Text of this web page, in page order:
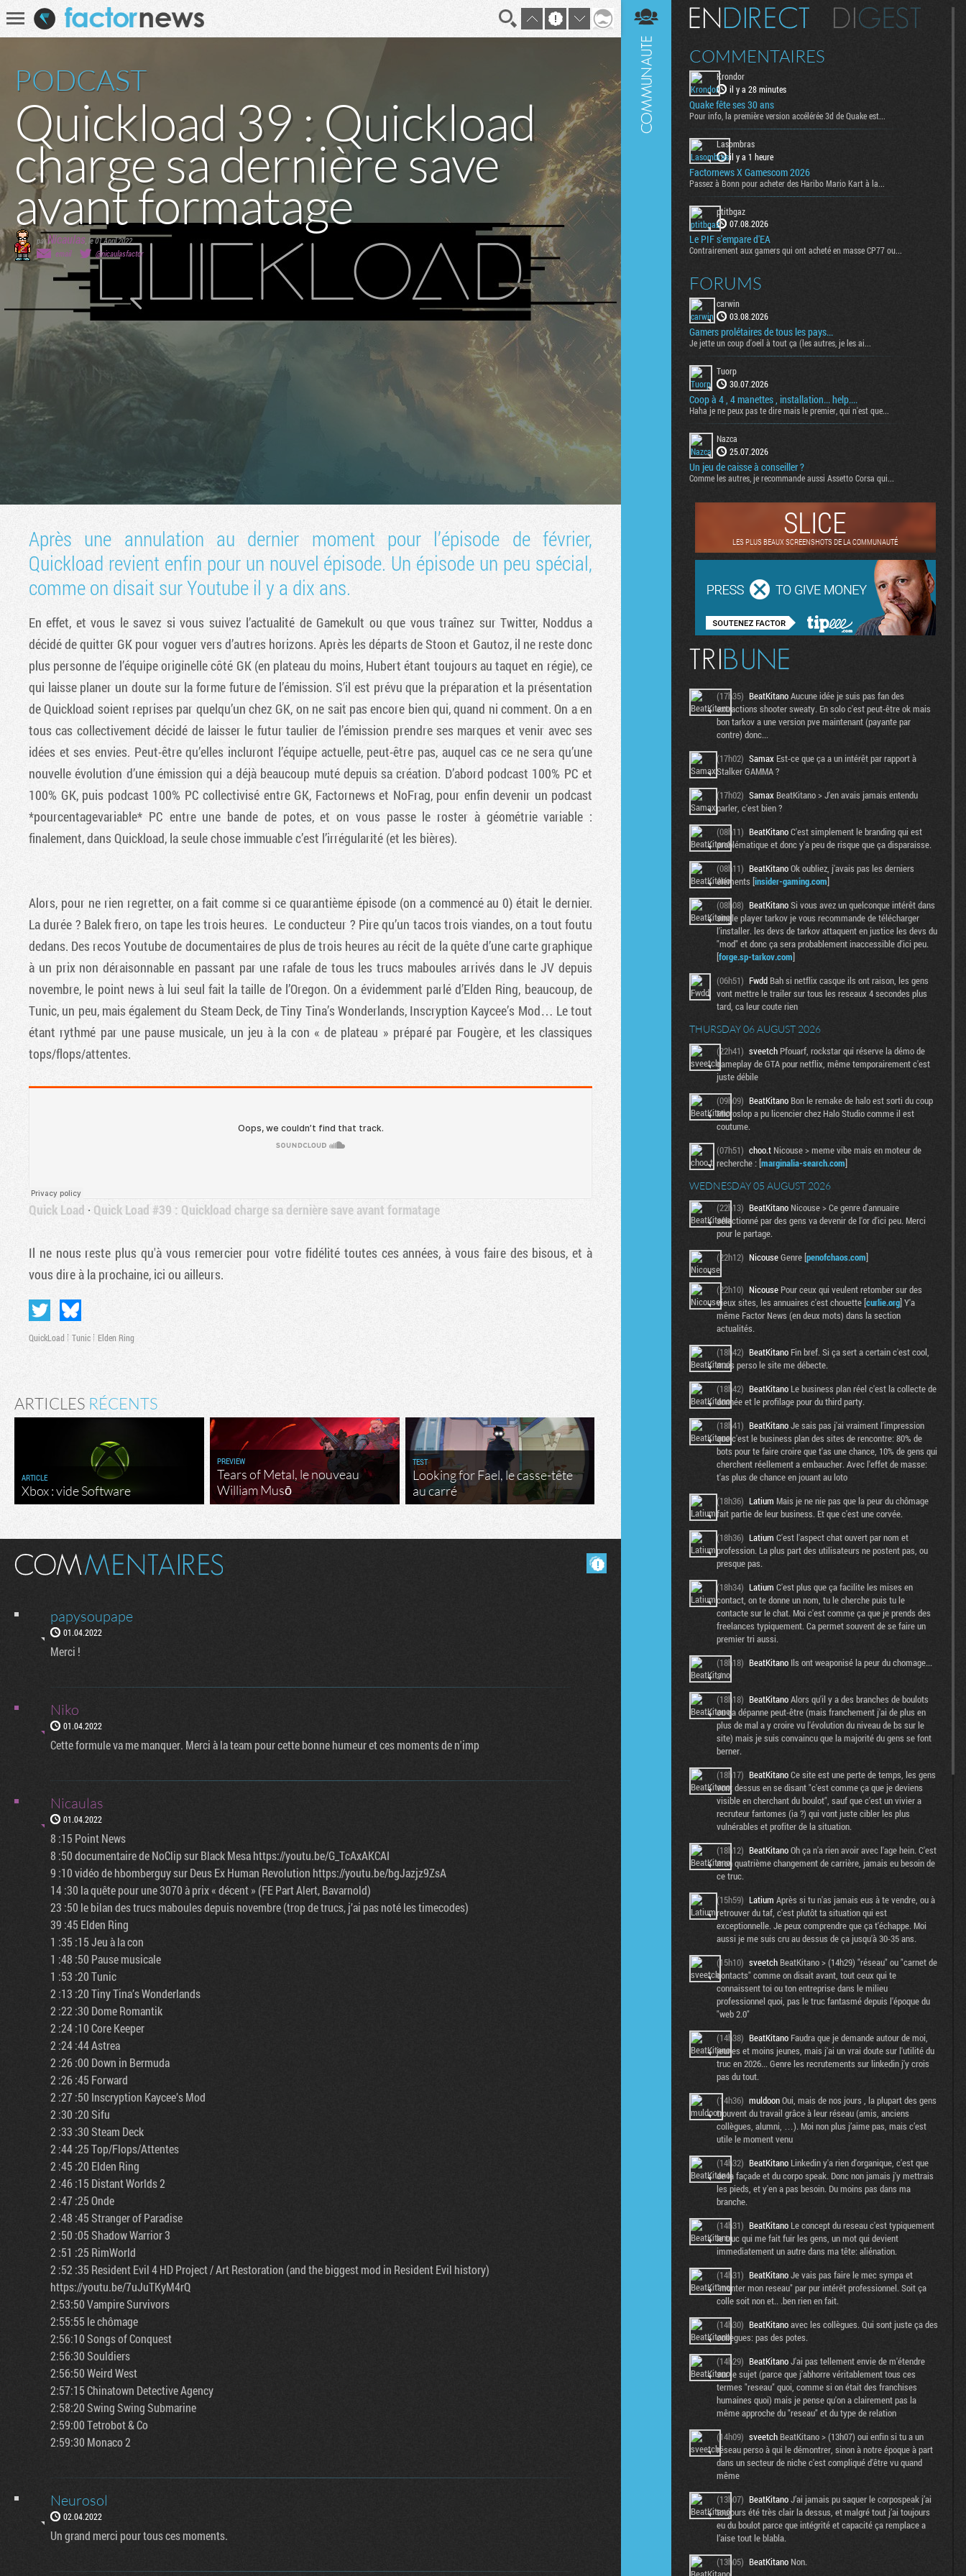
Recherche
PODCAST
Quickload 39 : Quickload
charge sa dernière save
avant formatage
parNicaulas, le 01 April 2022
email
@nicaulasfactor
Après une annulation au dernier moment pour l’épisode de février,
Quickload revient enfin pour un nouvel épisode. Un épisode un peu spécial,
comme on disait sur Youtube il y a dix ans.
En effet, et vous le savez si vous suivez l’actualité de Gamekult ou que vous traînez sur Twitter, Noddus a
décidé de quitter GK pour voguer vers d’autres horizons. Après les départs de Stoon et Gautoz, il ne reste donc
plus personne de l’équipe originelle côté GK (en plateau du moins, Hubert étant toujours au taquet en régie), ce
qui laisse planer un doute sur la forme future de l’émission. S’il est prévu que la préparation et la présentation
de Quickload soient reprises par quelqu’un chez GK, on ne sait pas encore bien qui, quand ni comment. On a en
tous cas collectivement décidé de laisser le futur taulier de l’émission prendre ses marques et venir avec ses
idées et ses envies. Peut-être qu’elles incluront l’équipe actuelle, peut-être pas, auquel cas ce ne sera qu’une
nouvelle évolution d’une émission qui a déjà beaucoup muté depuis sa création. D’abord podcast 100% PC et
100% GK, puis podcast 100% PC collectivisé entre GK, Factornews et NoFrag, pour enfin devenir un podcast
*pourcentagevariable* PC entre une bande de potes, et on vous passe le roster à géométrie variable :
finalement, dans Quickload, la seule chose immuable c’est l’irrégularité (et les bières).
Alors, pour ne rien regretter, on a fait comme si ce quarantième épisode (on a commencé au 0) était le dernier.
La durée ? Balek frero, on tape les trois heures. Le conducteur ? Pire qu’un tacos trois viandes, on a tout foutu
dedans. Des recos Youtube de documentaires de plus de trois heures au récit de la quête d’une carte graphique
à un prix non déraisonnable en passant par une rafale de tous les trucs maboules arrivés dans le JV depuis
novembre, le point news à lui seul fait la taille de l’Oregon. On a évidemment parlé d’Elden Ring, beaucoup, de
Tunic, un peu, mais également du Steam Deck, de Tiny Tina’s Wonderlands, Inscryption Kaycee’s Mod… Le tout
étant rythmé par une pause musicale, un jeu à la con « de plateau » préparé par Fougère, et les classiques
tops/flops/attentes.
Quick Load · Quick Load #39 : Quickload charge sa dernière save avant formatage
Il ne nous reste plus qu'à vous remercier pour votre fidélité toutes ces années, à vous faire des bisous, et à
vous dire à la prochaine, ici ou ailleurs.
QuickLoad Tunic Elden Ring
ARTICLES RÉCENTS
ARTICLE
Xbox : vide Software
PREVIEW
Tears of Metal, le nouveau
William Musō
TEST
Looking for Fael, le casse-tête
au carré
papysoupape
01.04.2022
Merci !
Niko
01.04.2022
Cette formule va me manquer. Merci à la team pour cette bonne humeur et ces moments de n'imp
Nicaulas
01.04.2022
8 :15 Point News
8 :50 documentaire de NoClip sur Black Mesa https://youtu.be/G_TcAxAKCAI
9 :10 vidéo de hbomberguy sur Deus Ex Human Revolution https://youtu.be/bgJazjz9ZsA
14 :30 la quête pour une 3070 à prix « décent » (FE Part Alert, Bavarnold)
23 :50 le bilan des trucs maboules depuis novembre (trop de trucs, j’ai pas noté les timecodes)
39 :45 Elden Ring
1 :35 :15 Jeu à la con
1 :48 :50 Pause musicale
1 :53 :20 Tunic
2 :13 :20 Tiny Tina’s Wonderlands
2 :22 :30 Dome Romantik
2 :24 :10 Core Keeper
2 :24 :44 Astrea
2 :26 :00 Down in Bermuda
2 :26 :45 Forward
2 :27 :50 Inscryption Kaycee’s Mod
2 :30 :20 Sifu
2 :33 :30 Steam Deck
2 :44 :25 Top/Flops/Attentes
2 :45 :20 Elden Ring
2 :46 :15 Distant Worlds 2
2 :47 :25 Onde
2 :48 :45 Stranger of Paradise
2 :50 :05 Shadow Warrior 3
2 :51 :25 RimWorld
2 :52 :35 Resident Evil 4 HD Project / Art Restoration (and the biggest mod in Resident Evil history)
https://youtu.be/7uJuTKyM4rQ
2:53:50 Vampire Survivors
2:55:55 le chômage
2:56:10 Songs of Conquest
2:56:30 Souldiers
2:56:50 Weird West
2:57:15 Chinatown Detective Agency
2:58:20 Swing Swing Submarine
2:59:00 Tetrobot & Co
2:59:30 Monaco 2
Neurosol
02.04.2022
Un grand merci pour tous ces moments.
En direct Digest
COMMENTAIRES
Krondor
il y a 28 minutes
Quake fête ses 30 ans
Pour info, la première version accélérée 3d de Quake est...
Lasombras
il y a 1 heure
Factornews X Gamescom 2026
Passez à Bonn pour acheter des Haribo Mario Kart à la...
ptitbgaz
07.08.2026
Le PIF s'empare d'EA
Contrairement aux gamers qui ont acheté en masse CP77 ou...
FORUMS
carwin
03.08.2026
Gamers prolétaires de tous les pays...
Je jette un coup d'oeil à tout ça (les autres, je les ai...
Tuorp
30.07.2026
Coop à 4 , 4 manettes , installation... help....
Haha je ne peux pas te dire mais le premier, qui n'est que...
Nazca
25.07.2026
Un jeu de caisse à conseiller ?
Comme les autres, je recommande aussi Assetto Corsa qui...
SLICE
LES PLUS BEAUX SCREENSHOTS DE LA COMMUNAUTÉ
Tribune
(17h35) BeatKitanoAucune idée je suis pas fan des
extractions shooter sweaty. En solo c'est peut-être ok mais
bon tarkov a une version pve maintenant (payante par
contre) donc...
(17h02) Samax Est-ce que ça a un intérêt par rapport à
Stalker GAMMA ?
(17h02) Samax BeatKitano > J'en avais jamais entendu
parler, c'est bien ?
(08h11) BeatKitanoC'est simplement le branding qui est
problématique et donc y'a peu de risque que ça disparaisse.
(08h11) BeatKitanoOk oubliez, j'avais pas les derniers
éléments [insider-gaming.com]
(08h08) BeatKitanoSi vous avez un quelconque intérêt dans
single player tarkov je vous recommande de télécharger
l'installer. les devs de tarkov attaquent en justice les devs du
"mod" et donc ça sera probablement inaccessible d'ici peu.
[forge.sp-tarkov.com]
(06h51) Fwdd Bah si netflix casque ils ont raison, les gens
vont mettre le trailer sur tous les reseaux 4 secondes plus
tard, ca leur coute rien
THURSDAY 06 AUGUST 2026
(22h41) sveetch Pfouarf, rockstar qui réserve la démo de
gameplay de GTA pour netflix, même temporairement c'est
juste débile
(09h09) BeatKitano Bon le remake de halo est sorti du coup
Microslop a pu licencier chez Halo Studio comme il est
coutume.
(07h51) choo.t Nicouse > meme vibe mais en moteur de
recherche : [marginalia-search.com]
WEDNESDAY 05 AUGUST 2026
(22h13) BeatKitano Nicouse > Ce genre d'annuaire
sélectionné par des gens va devenir de l'or d'ici peu. Merci
pour le partage.
(22h12) NicouseGenre [penofchaos.com]
(22h10) Nicouse Pour ceux qui veulent retomber sur des
vieux sites, les annuaires c'est chouette [curlie.org] Y'a
même Factor News (en deux mots) dans la section
actualités.
(18h42) BeatKitano Fin bref. Si ça sert a certain c'est cool,
mais perso le site me débecte.
(18h42) BeatKitano Le business plan réel c'est la collecte de
donnée et le profilage pour du third party.
(18h41) BeatKitanoJe sais pas j'ai vraiment l'impression
que c'est le business plan des sites de rencontre: 80% de
bots pour te faire croire que t'as une chance, 10% de gens qui
cherchent réellement a embaucher. Avec l'effet de masse:
t'as plus de chance en jouant au loto
(18h36) Latium Mais je ne nie pas que la peur du chômage
fait partie de leur business. Et que c'est une corvée.
(18h36) Latium C'est l'aspect chat ouvert par nom et
profession. La plus part des utilisateurs ne postent pas, ou
presque pas.
(18h34) Latium C'est plus que ça facilite les mises en
contact, on te donne un nom, tu le cherche puis tu le
contacte sur le chat. Moi c'est comme ça que je prends des
freelances typiquement. Ca permet souvent de se faire un
premier tri aussi.
(18h18) BeatKitano Ils ont weaponisé la peur du chomage...
:/
(18h18) BeatKitanoAlors qu'il y a des branches de boulots
ou ça dépanne peut-être (mais franchement j'ai de plus en
plus de mal a y croire vu l'évolution du niveau de bs sur le
site) mais je suis convaincu que la majorité du gens se font
berner.
(18h17) BeatKitanoCe site est une perte de temps, les gens
vont dessus en se disant "c'est comme ça que je deviens
visible en cherchant du boulot", sauf que c'est un vivier a
recruteur fantomes (ia ?) qui vont juste cibler les plus
vulnérables et profiter de la situation.
(18h12) BeatKitanoOh ça n'a rien avoir avec l'age hein. C'est
mon quatrième changement de carrière, jamais eu besoin de
ce truc.
(15h59) Latium Après si tu n'as jamais eus à te vendre, ou à
retrouver du taf, c'est plutôt ta situation qui est
exceptionnelle. Je peux comprendre que ça t'échappe. Moi
aussi je me suis cru au dessus de ça jusqu'à 30-35 ans.
(15h10) sveetch BeatKitano > (14h29) "réseau" ou "carnet de
contacts" comme on disait avant, tout ceux qui te
connaissent toi ou ton entreprise dans le milieu
professionnel quoi, pas le truc fantasmé depuis l'époque du
"web 2.0"
(14h38) BeatKitano Faudra que je demande autour de moi,
jeunes et moins jeunes, mais j'ai un vrai doute sur l'utilité du
truc en 2026... Genre les recrutements sur linkedin j'y crois
pas du tout.
(14h36) muldoonOui, mais de nos jours , la plupart des gens
trouvent du travail grâce à leur réseau (amis, anciens
collègues, alumni, …). Moi non plus j’aime pas, mais c’est
utile le moment venu
(14h32) BeatKitano Linkedin y'a rien d'organique, c'est que
de la façade et du corpo speak. Donc non jamais j'y mettrais
les pieds, et y'en a pas besoin. Du moins pas dans ma
branche.
(14h31) BeatKitano Le concept du reseau c'est typiquement
le truc qui me fait fuir les gens, un mot qui devient
immediatement un autre dans ma tête: aliénation.
(14h31) BeatKitanoJe vais pas faire le mec sympa et
"monter mon reseau" par pur intérêt professionnel. Soit ça
colle soit non et.. .ben rien en fait.
(14h30) BeatKitanoavec les collègues. Qui sont juste ça des
collègues: pas des potes.
(14h29) BeatKitanoJ'ai pas tellement envie de m'étendre
sur le sujet (parce que j'abhorre véritablement tous ces
termes "reseau" quoi, comme si on était des franchises
humaines quoi) mais je pense qu'on a clairement pas la
même approche du "reseau" et du type de relation
(14h09) sveetch BeatKitano > (13h07) oui enfin si tu a un
réseau perso à qui le démontrer, sinon à notre époque à part
dans un secteur de niche c'est compliqué d'être vu quand
même
(13h07) BeatKitanoJ’ai jamais pu saquer le corpospeak j’ai
toujours été très clair la dessus, et malgré tout j’ai toujours
eu du boulot parce que intégrité et capacité ça remplace a
l’aise tout le blabla.
(13h05) BeatKitano Non.